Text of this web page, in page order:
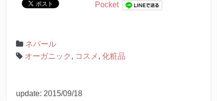
Pocket
ネパール
オーガニック , コスメ , 化粧品
update: 2015/09/18